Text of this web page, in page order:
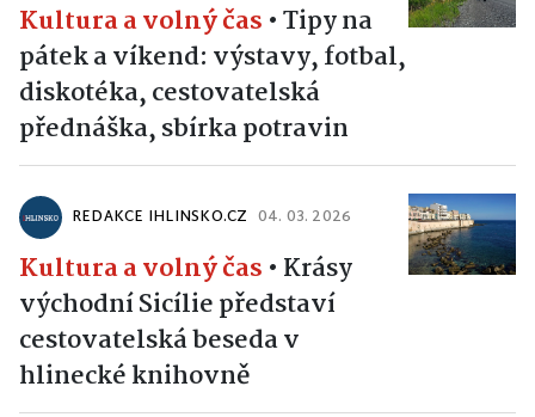
Kultura a volný čas •Tipy na
pátek a víkend: výstavy, fotbal,
diskotéka, cestovatelská
přednáška, sbírka potravin
REDAKCE IHLINSKO.CZ 04. 03. 2026
Kultura a volný čas • Krásy
východní Sicílie představí
cestovatelská beseda v
hlinecké knihovně